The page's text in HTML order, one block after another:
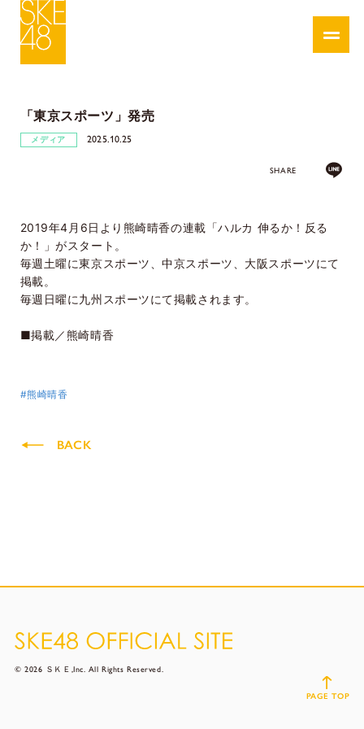
「東京スポーツ」発売
メディア 2025.10.25
SHARE
2019年4月6日より熊崎晴香の連載「ハルカ 伸るか！反る
か！」がスタート。
毎週土曜に東京スポーツ、中京スポーツ、大阪スポーツにて
掲載。
毎週日曜に九州スポーツにて掲載されます。
■掲載／熊崎晴香
#熊崎晴香
BACK
© 2026 ＳＫＥ,Inc. All Rights Reserved.
PAGE TOP